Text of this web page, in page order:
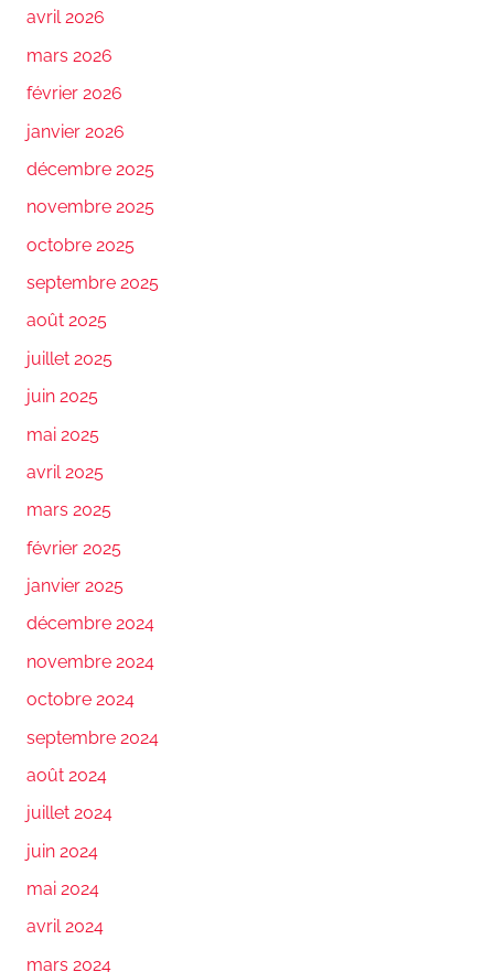
avril 2026
mars 2026
février 2026
janvier 2026
décembre 2025
novembre 2025
octobre 2025
septembre 2025
août 2025
juillet 2025
juin 2025
mai 2025
avril 2025
mars 2025
février 2025
janvier 2025
décembre 2024
novembre 2024
octobre 2024
septembre 2024
août 2024
juillet 2024
juin 2024
mai 2024
avril 2024
mars 2024